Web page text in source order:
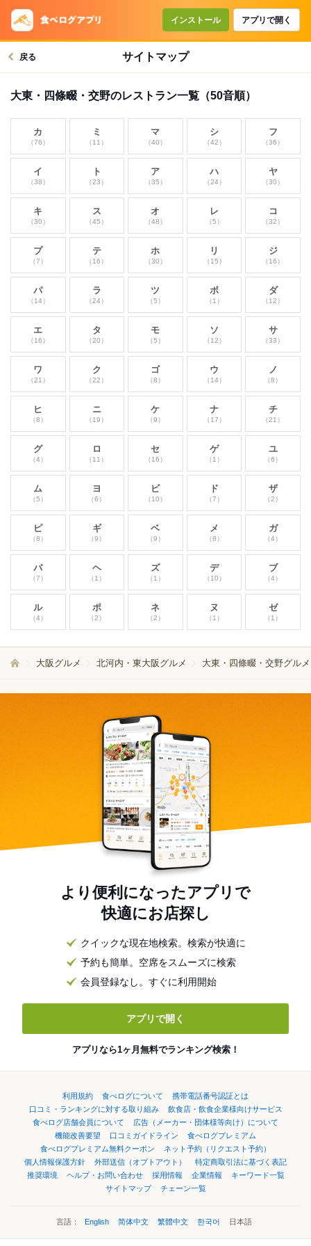
インストール アプリで開く
サイトマップ
戻る
大東・四條畷・交野のレストラン一覧（50音順）
カ
（76）
ミ
（11）
マ
（40）
シ
（42）
フ
（36）
イ
（38）
ト
（23）
ア
（35）
ハ
（24）
ヤ
（30）
キ
（30）
ス
（45）
オ
（48）
レ
（5）
コ
（32）
プ
（7）
テ
（16）
ホ
（30）
リ
（15）
ジ
（16）
パ
（14）
ラ
（24）
ツ
（5）
ボ
（1）
ダ
（12）
エ
（16）
タ
（20）
モ
（5）
ソ
（12）
サ
（33）
ワ
（21）
ク
（22）
ゴ
（8）
ウ
（14）
ノ
（8）
ヒ
（8）
ニ
（19）
ケ
（9）
ナ
（17）
チ
（21）
グ
（4）
ロ
（11）
セ
（16）
ゲ
（1）
ユ
（6）
ム
（5）
ヨ
（6）
ビ
（10）
ド
（7）
ザ
（2）
ピ
（8）
ギ
（9）
ベ
（9）
メ
（8）
ガ
（4）
バ
（7）
ヘ
（1）
ズ
（1）
デ
（10）
ブ
（4）
ル
（4）
ポ
（2）
ネ
（2）
ヌ
（1）
ゼ
（1）
大阪グルメ 北河内・東大阪グルメ 大東・四條畷・交野グルメ
より便利になったアプリで
快適にお店探し
クイックな現在地検索。検索が快適に
予約も簡単。空席をスムーズに検索
会員登録なし。すぐに利用開始
アプリで開く
アプリなら1ヶ月無料でランキング検索！
利用規約 食べログについて
携帯電話番号認証とは
口コミ・ランキングに対する取り組み
飲食店・飲食企業様向けサービス
食べログ店舗会員について
広告（メーカー・団体様等向け）について
機能改善要望
口コミガイドライン
食べログプレミアム
食べログプレミアム無料クーポン
ネット予約（リクエスト予約）
個人情報保護方針
外部送信（オプトアウト）
特定商取引法に基づく表記
推奨環境
ヘルプ・お問い合わせ 採用情報 企業情報
キーワード一覧
サイトマップ
チェーン一覧
言語： English 简体中文 繁體中文 한국어 日本語